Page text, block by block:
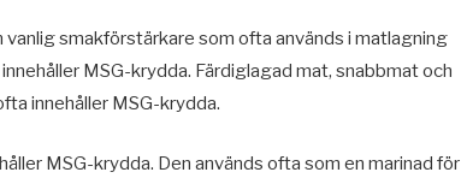
smakförstärkare som ofta används i matlagning
MSG-krydda. Färdiglagad mat, snabbmat och
innehåller MSG-krydda.
MSG-krydda. Den används ofta som en marinad för